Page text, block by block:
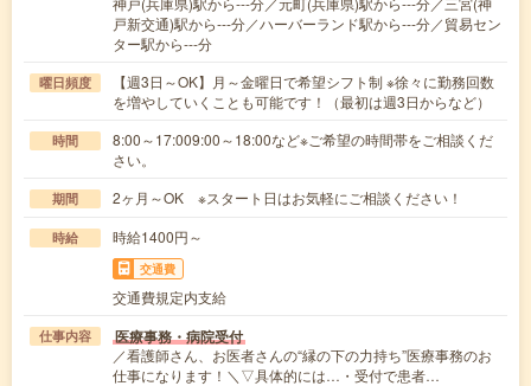
戸新交通)駅から---分／ハーバーランド駅から---分／貿易セン
ター駅から---分
曜日頻度
【週3日～OK】月～金曜日で希望シフト制 ※徐々に勤務回数
を増やしていくことも可能です！（最初は週3日からなど）
時間
8:00～17:009:00～18:00など※ご希望の時間帯をご相談くだ
さい。
期間 2ヶ月～OK ※スタート日はお気軽にご相談ください！
時給 時給1400円～
交通費
交通費規定内支給
仕事内容 医療事務・病院受付
／看護師さん、お医者さんの“縁の下の力持ち”医療事務のお
仕事になります！＼▽具体的には…・受付で患者…